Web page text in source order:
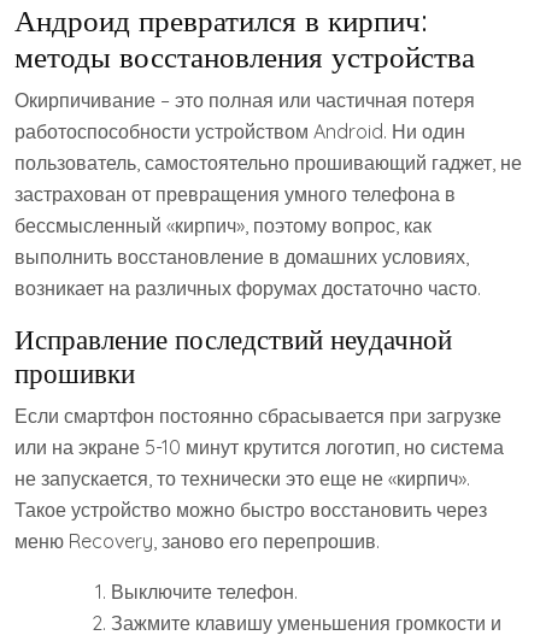
Андроид превратился в кирпич:
методы восстановления устройства
Окирпичивание – это полная или частичная потеря
работоспособности устройством Android. Ни один
пользователь, самостоятельно прошивающий гаджет, не
застрахован от превращения умного телефона в
бессмысленный «кирпич», поэтому вопрос, как
выполнить восстановление в домашних условиях,
возникает на различных форумах достаточно часто.
Исправление последствий неудачной
прошивки
Если смартфон постоянно сбрасывается при загрузке
или на экране 5-10 минут крутится логотип, но система
не запускается, то технически это еще не «кирпич».
Такое устройство можно быстро восстановить через
меню Recovery, заново его перепрошив.
Выключите телефон.
Зажмите клавишу уменьшения громкости и